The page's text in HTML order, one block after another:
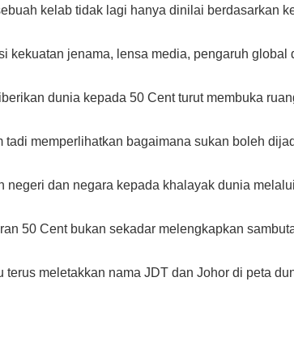
kelab tidak lagi hanya dinilai berdasarkan
kekuatan jenama, lensa media, pengaruh
dunia kepada 50 Cent turut membuka
memperlihatkan bagaimana sukan boleh
negeri dan negara kepada khalayak dunia
50 Cent bukan sekadar melengkapkan
meletakkan nama JDT dan Johor di peta